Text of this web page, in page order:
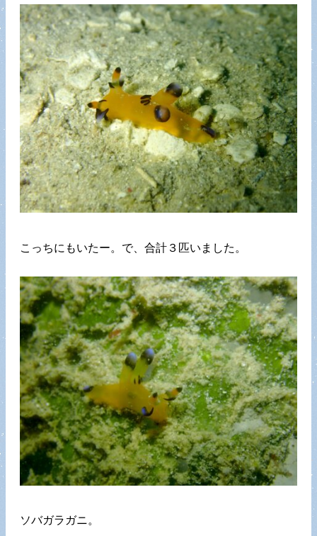
こっちにもいたー。で、合計３匹いました。
ソバガラガニ。